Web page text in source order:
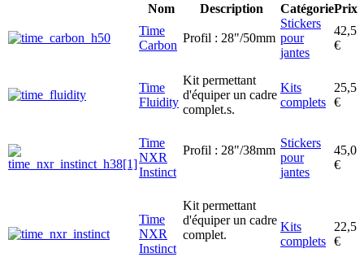
Nom Description CatégoriePrix
Time
Carbon
Profil : 28"/50mm
Stickers
pour
jantes
42,5
€
Time
Fluidity
Kit permettant
d'équiper un cadre
complet.s.
Kits
complets
25,5
€
Time
NXR
Instinct
Profil : 28"/38mm
Stickers
pour
jantes
45,0
€
Time
NXR
Instinct
Kit permettant
d'équiper un cadre
complet.
Kits
complets
22,5
€